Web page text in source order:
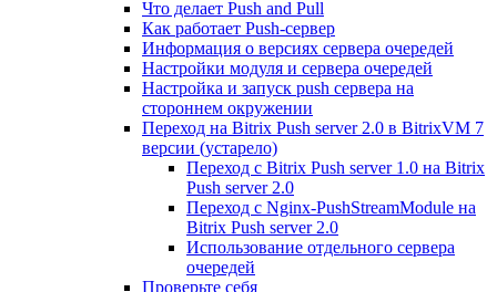
Что делает Push and Pull
Как работает Push-сервер
Информация о версиях сервера очередей
Настройки модуля и сервера очередей
Настройка и запуск push сервера на
стороннем окружении
Переход на Bitrix Push server 2.0 в BitrixVM 7
версии (устарело)
Переход с Bitrix Push server 1.0 на Bitrix
Push server 2.0
Переход с Nginx-PushStreamModule на
Bitrix Push server 2.0
Использование отдельного сервера
очередей
Проверьте себя